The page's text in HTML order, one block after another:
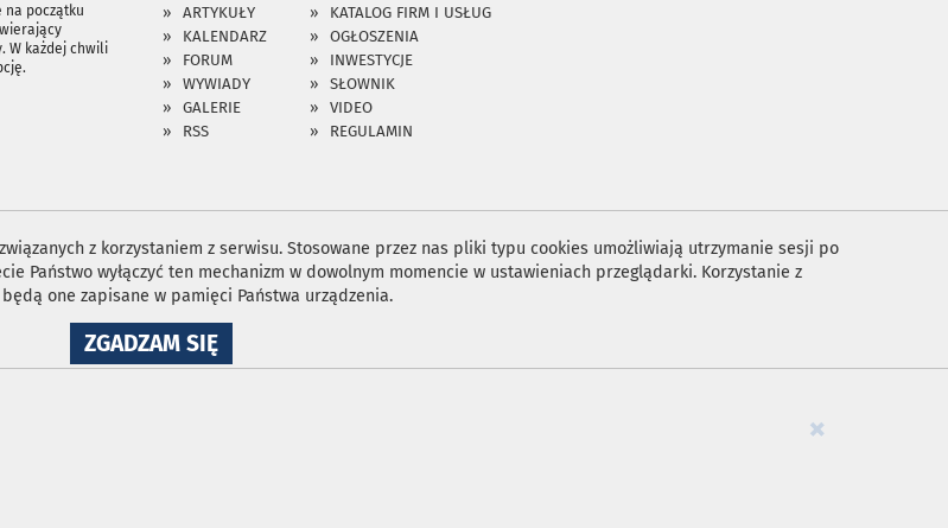
na początku
W każdej chwili
ARTYKUŁY
KATALOG FIRM I USŁUG
KALENDARZ
OGŁOSZENIA
FORUM
INWESTYCJE
WYWIADY
SŁOWNIK
GALERIE
VIDEO
RSS
REGULAMIN
z korzystaniem z serwisu. Stosowane przez nas pliki typu cookies umożliwiają utrzymanie sesji po
Państwo wyłączyć ten mechanizm w dowolnym momencie w ustawieniach przeglądarki. Korzystanie z
one zapisane w pamięci Państwa urządzenia.
ZGADZAM SIĘNA
WYKORZYSTANIE
×